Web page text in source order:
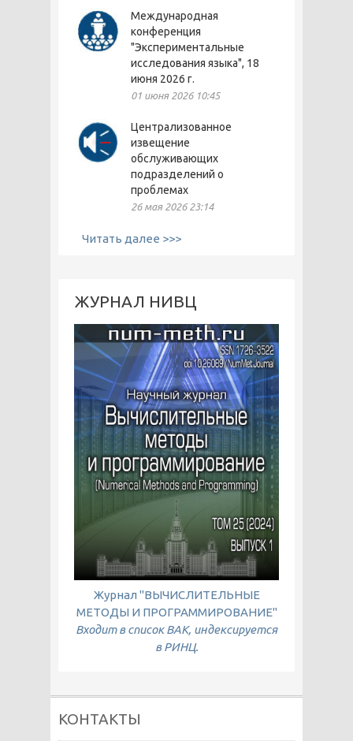
Международная
конференция
"Экспериментальные
исследования языка", 18
июня 2026 г.
01 июня 2026 10:45
Централизованное
извещение
обслуживающих
подразделений о
проблемах
26 мая 2026 23:14
Читать далее >>>
ЖУРНАЛ НИВЦ
Журнал "ВЫЧИСЛИТЕЛЬНЫЕ
МЕТОДЫ И ПРОГРАММИРОВАНИЕ"
Входит в список ВАК, индексируется
в РИНЦ.
КОНТАКТЫ